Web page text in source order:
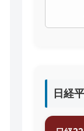
日経